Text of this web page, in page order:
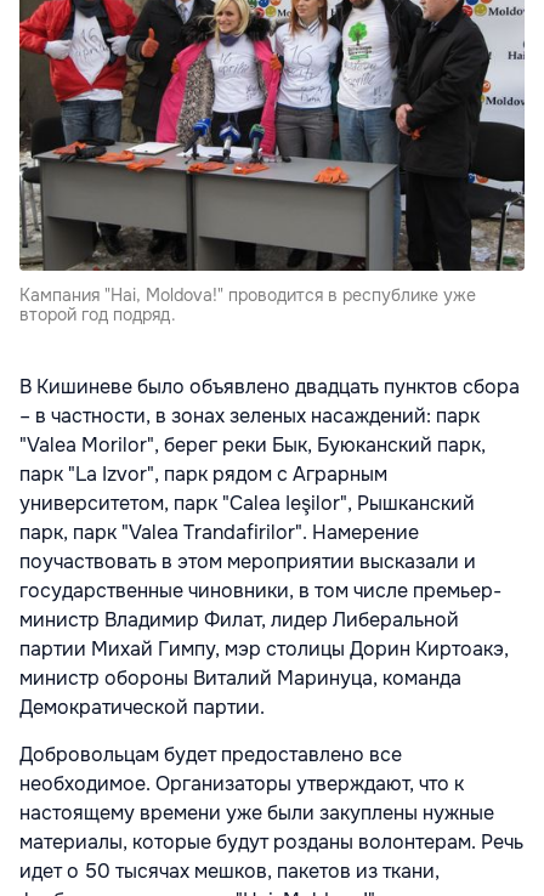
Kампания "Hai, Moldova!" проводится в республике уже
второй год подряд.
В Кишиневе было объявлено двадцать пунктов сбора
– в частности, в зонах зеленых насаждений: парк
"Valea Morilor", берег реки Бык, Буюканский парк,
парк "La Izvor", парк рядом с Аграрным
университетом, парк "Calea Ieşilor", Рышканский
парк, парк "Valea Trandafirilor". Намерение
поучаствовать в этом мероприятии высказали и
государственные чиновники, в том числе премьер-
министр Владимир Филат, лидер Либеральной
партии Михай Гимпу, мэр столицы Дорин Киртоакэ,
министр обороны Виталий Маринуца, команда
Демократической партии.
Добровольцам будет предоставлено все
необходимое. Организаторы утверждают, что к
настоящему времени уже были закуплены нужные
материалы, которые будут розданы волонтерам. Речь
идет о 50 тысячах мешков, пакетов из ткани,